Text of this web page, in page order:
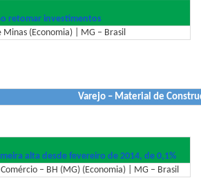
retomar investimentos
Minas (Economia) | MG – Brasil
Varejo – Material de
alta desde fevereiro de 2014, de 0,1%
– BH (MG) (Economia) | MG – Brasil